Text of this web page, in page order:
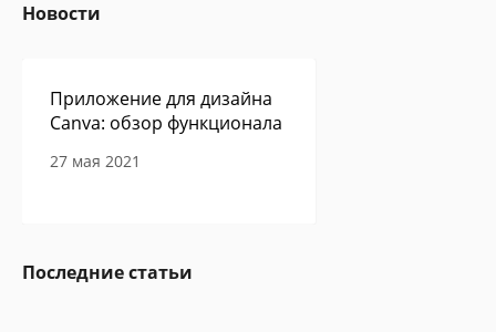
Новости
Приложение для дизайна
Canva: обзор функционала
27 мая 2021
Сам себе программист -
авторская колонка Павла
Последние статьи